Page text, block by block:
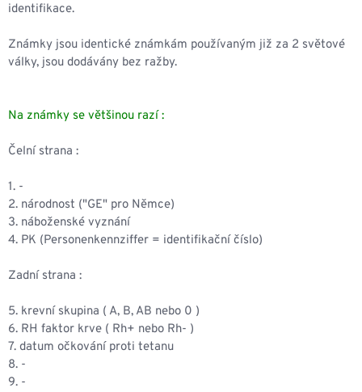
identifikace.
Známky jsou identické známkám používaným již za 2 světové
války, jsou dodávány bez ražby.
Na známky se většinou razí :
Čelní strana :
1. -
2. národnost ("GE" pro Němce)
3. náboženské vyznání
4. PK (Personenkennziffer = identifikační číslo)
Zadní strana :
5. krevní skupina ( A, B, AB nebo 0 )
6. RH faktor krve ( Rh+ nebo Rh- )
7. datum očkování proti tetanu
8. -
9. -